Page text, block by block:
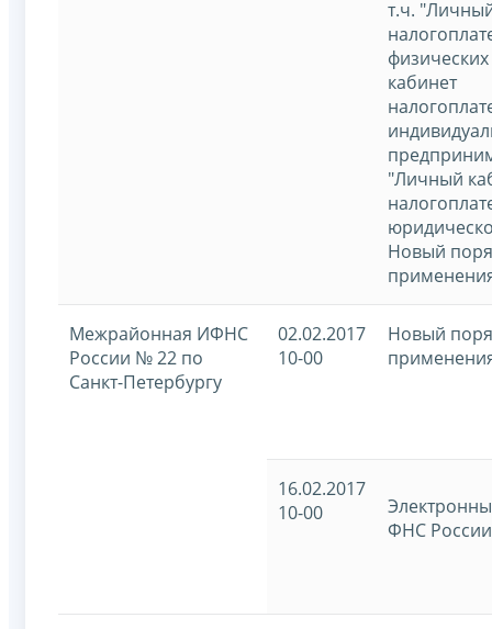
т.ч.
кабинет
"Личный
Новый
Межрайонная ИФНС
России № 22 по
Санкт-Петербургу
02.02.2017
10-00
Новый
16.02.2017
10-00
ФНС